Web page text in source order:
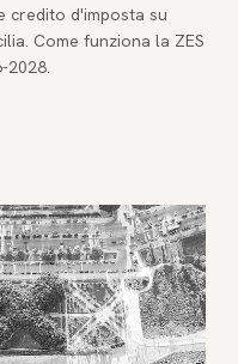
credito d'imposta su
Come funziona la ZES
2028.